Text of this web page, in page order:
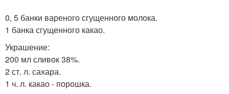
0, 5 банки вареного сгущенного молока.
1 банка сгущенного какао.
Украшение:
200 мл сливок 38%.
2 ст. л. сахара.
1 ч. л. какао - порошка.